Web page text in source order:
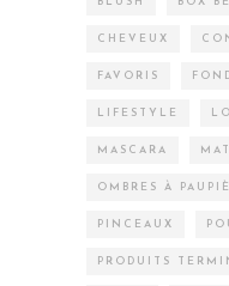
CHEVEUX
FAVORIS
LIFESTYLE
MASCARA
OMBRES À
PINCEAUX
PRODUITS